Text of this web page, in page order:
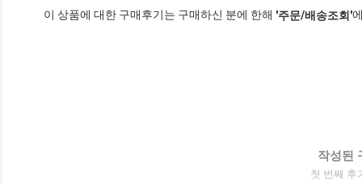
이 상품에 대한 구매후기는 구매하신 분에 한해 '주문/배송조회'
작성된
첫 번째 후